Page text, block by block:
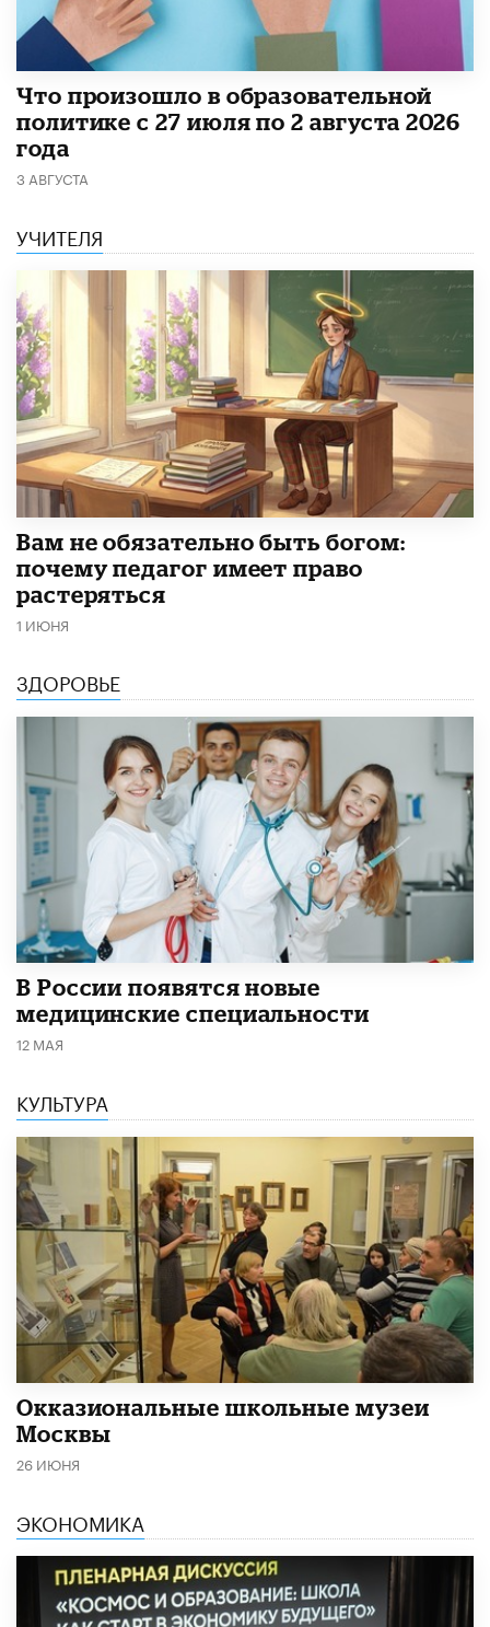
​Что произошло в образовательной
политике с 27 июля по 2 августа 2026
года
3 АВГУСТА
УЧИТЕЛЯ
​Вам не обязательно быть богом:
почему педагог имеет право
растеряться
1 ИЮНЯ
ЗДОРОВЬЕ
В России появятся новые
медицинские специальности
12 МАЯ
КУЛЬТУРА
​Окказиональные школьные музеи
Москвы
26 ИЮНЯ
ЭКОНОМИКА